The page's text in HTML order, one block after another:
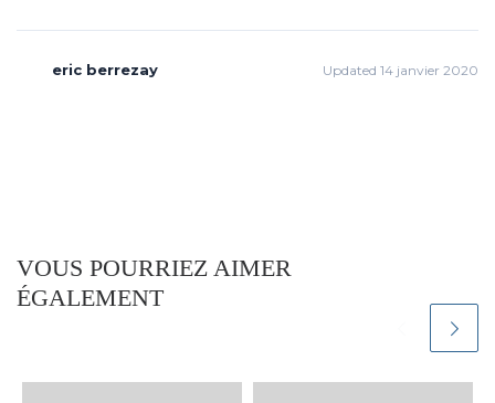
eric berrezay Updated 14 janvier 2020
VOUS POURRIEZ AIMER
ÉGALEMENT